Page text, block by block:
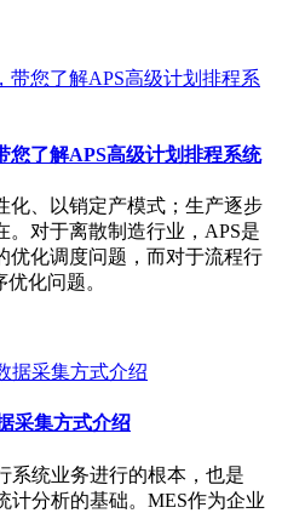
您了解APS高级计划排程系统
化、以销定产模式；生产逐步
。对于离散制造行业，APS是
优化调度问题，而对于流程行
化问题。
采集方式介绍
系统业务进行的根本，也是
计分析的基础。MES作为企业